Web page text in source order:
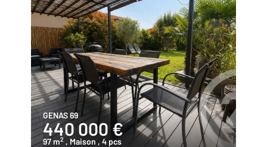
GENAS 69
440 000 €
97 m2 , Maison , 4 pcs